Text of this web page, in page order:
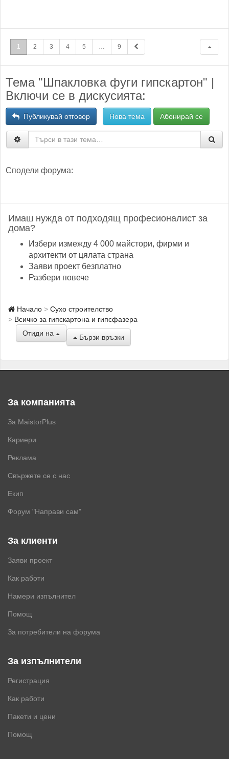
1 2 3 4 5 … 9
Тема "Шпакловка фуги гипскартон" |
Включи се в дискусията:
Публикувай отговор Нова тема Абонирай се
Сподели форума:
Имаш нужда от подходящ професионалист за
дома?
Избери измежду 4 000 майстори, фирми и
архитекти от цялата страна
Заяви проект безплатно
Разбери повече
Начало
Сухо строителство
Всичко за гипскартона и гипсфазера
Отиди на
Бързи връзки
За компанията
За MaistorPlus
Кариери
Реклама
Свържете се с нас
Екип
Форум "Направи сам"
За клиенти
Заяви проект
Как работи
Намери изпълнител
Помощ
За потребители на форума
За изпълнители
Регистрация
Как работи
Пакети и цени
Помощ